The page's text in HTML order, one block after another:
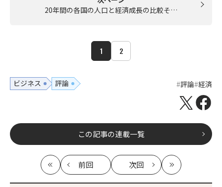
20年間の各国の人口と経済成長の比較そ…
1 2
ビジネス 評論 評論 経済
この記事の連載一覧
最
初
前回
記
次回
記
最
新